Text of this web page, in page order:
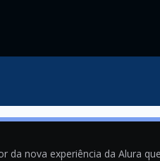
da nova experiência da Alura